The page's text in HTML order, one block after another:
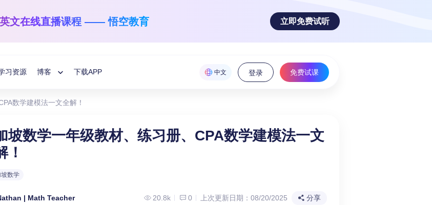
文在线直播课程 —— 悟空教育 立即免费试听
国际数学
1-12年级
英文阅读与写作
学龄前-6年级
习资源
博客
下载APP 中文 登录 免费试课
数学建模法一文全解！
坡数学一年级教材、练习册、CPA数学建模法一文
！
数学
| Math Teacher 20.8k 0 上次更新日期：08/20/2025 分享